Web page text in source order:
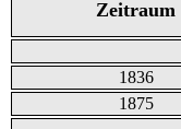
Zeitraum
1836
1875